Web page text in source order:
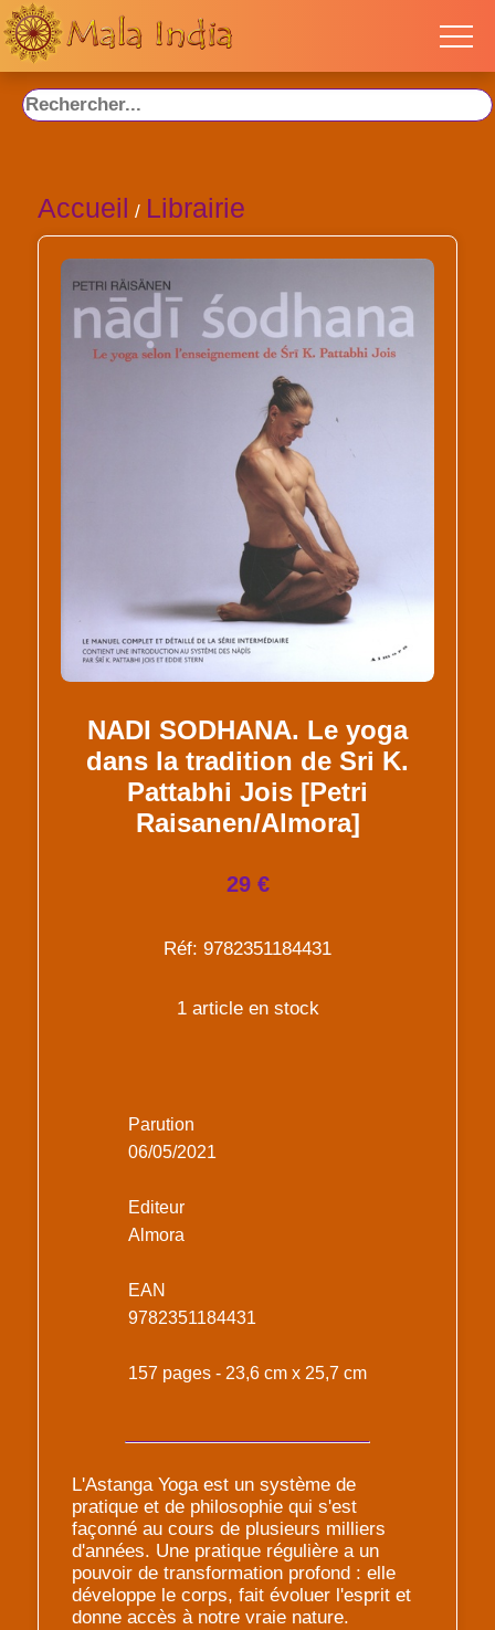
Accueil / Librairie
NADI SODHANA. Le yoga
dans la tradition de Sri K.
Pattabhi Jois [Petri
Raisanen/Almora]
29 €
Réf: 9782351184431
1 article en stock
Parution
06/05/2021
Editeur
Almora
EAN
9782351184431
157 pages - 23,6 cm x 25,7 cm
L'Astanga Yoga est un système de
pratique et de philosophie qui s'est
façonné au cours de plusieurs milliers
d'années. Une pratique régulière a un
pouvoir de transformation profond : elle
développe le corps, fait évoluer l'esprit et
donne accès à notre vraie nature.